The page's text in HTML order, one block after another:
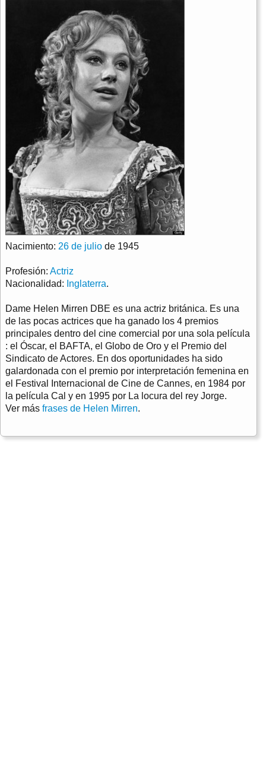
Nacimiento: 26 de julio de 1945
Profesión: Actriz
Nacionalidad: Inglaterra.
Dame Helen Mirren DBE es una actriz británica. Es una
de las pocas actrices que ha ganado los 4 premios
principales dentro del cine comercial por una sola película
: el Óscar, el BAFTA, el Globo de Oro y el Premio del
Sindicato de Actores. En dos oportunidades ha sido
galardonada con el premio por interpretación femenina en
el Festival Internacional de Cine de Cannes, en 1984 por
la película Cal y en 1995 por La locura del rey Jorge.
Ver más frases de Helen Mirren.